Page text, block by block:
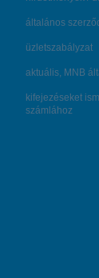
általános
üzletszabályzat
aktuális, MNB
kifejezéseket
számlához